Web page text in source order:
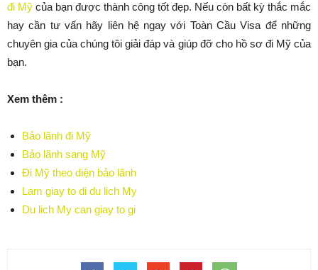
đi Mỹ của bạn được thành công tốt đẹp. Nếu còn bất kỳ thắc mắc
hay cần tư vấn hãy liên hệ ngay với Toàn Cầu Visa để những
chuyên gia của chúng tôi giải đáp và giúp đỡ cho hồ sơ đi Mỹ của
bạn.
Xem thêm :
Bảo lãnh đi Mỹ
Bảo lãnh sang Mỹ
Đi Mỹ theo diện bảo lãnh
Lam giay to di du lich My
Du lich My can giay to gi